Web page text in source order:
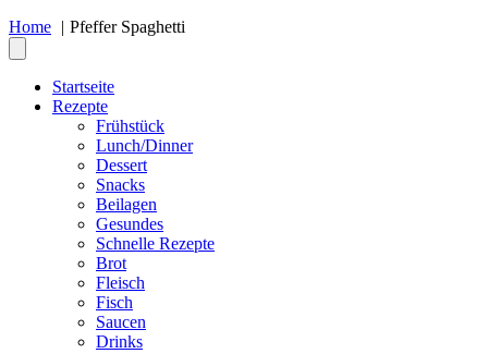
Home
Pfeffer Spaghetti
Startseite
Rezepte
Frühstück
Lunch/Dinner
Dessert
Snacks
Beilagen
Gesundes
Schnelle Rezepte
Brot
Fleisch
Fisch
Saucen
Drinks